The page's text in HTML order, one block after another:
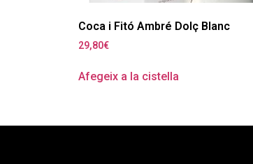
Coca i Fitó Ambré Dolç Blanc
29,80€
Afegeix a la cistella